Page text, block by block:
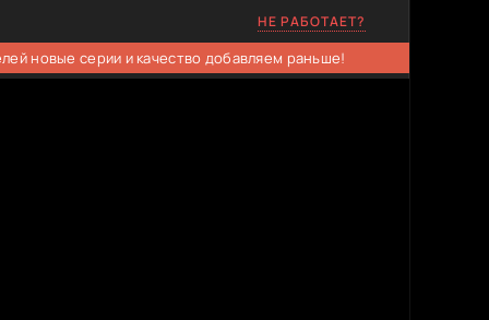
НЕ РАБОТАЕТ?
новые серии и качество добавляем раньше!